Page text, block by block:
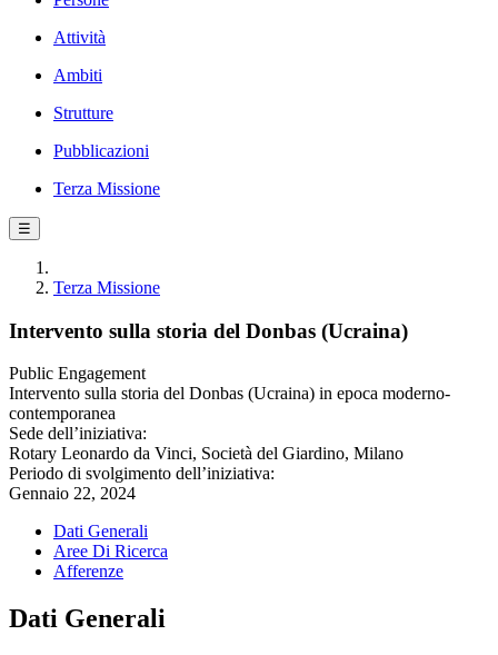
Attività
Ambiti
Strutture
Pubblicazioni
Terza Missione
☰
Terza Missione
Intervento sulla storia del Donbas (Ucraina)
Public Engagement
Intervento sulla storia del Donbas (Ucraina) in epoca moderno-
contemporanea
Sede dell’iniziativa:
Rotary Leonardo da Vinci, Società del Giardino, Milano
Periodo di svolgimento dell’iniziativa:
Gennaio 22, 2024
Dati Generali
Aree Di Ricerca
Afferenze
Dati Generali